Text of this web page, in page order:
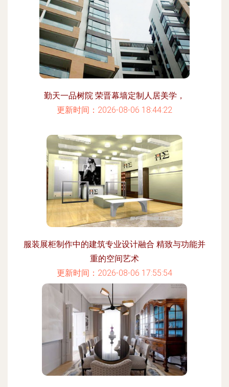
勤天一品树院 荣晋幕墙定制人居美学，
更新时间：2026-08-06 18:44:22
服装展柜制作中的建筑专业设计融合 精致与功能并
重的空间艺术
更新时间：2026-08-06 17:55:54